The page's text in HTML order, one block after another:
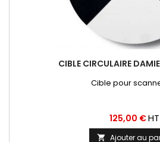
CIBLE CIRCULAIRE
Cible pour
Prix
125,00 €HT
 Ajouter au